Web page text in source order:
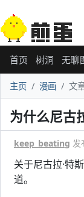
首页 树洞 无聊
主页 漫画 文
为什么尼古
keep_beating 发
关于尼古拉·特
道。